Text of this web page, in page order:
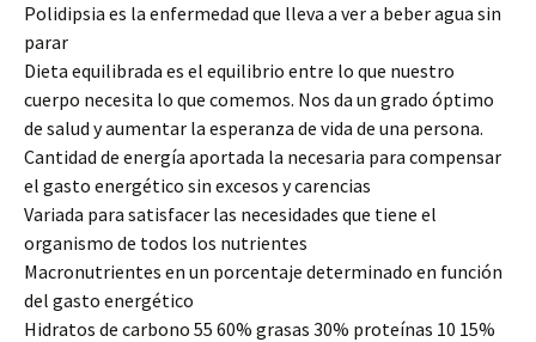
Polidipsia es la enfermedad que lleva a ver a beber agua sin
parar
Dieta equilibrada es el equilibrio entre lo que nuestro
cuerpo necesita lo que comemos. Nos da un grado óptimo
de salud y aumentar la esperanza de vida de una persona.
Cantidad de energía aportada la necesaria para compensar
el gasto energético sin excesos y carencias
Variada para satisfacer las necesidades que tiene el
organismo de todos los nutrientes
Macronutrientes en un porcentaje determinado en función
del gasto energético
Hidratos de carbono 55 60% grasas 30% proteínas 10 15%